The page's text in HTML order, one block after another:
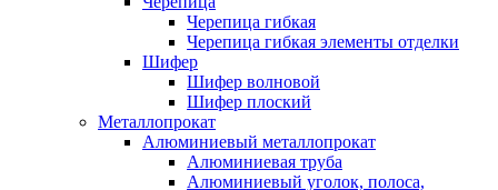
Черепица гибкая
Черепица гибкая элементы отделки
Шифер
Шифер волновой
Шифер плоский
Металлопрокат
Алюминиевый металлопрокат
Алюминиевая труба
Алюминиевый уголок, полоса,